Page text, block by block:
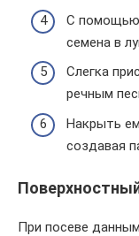
С помощью
семена в
Слегка
речным
Накрыть
создавая
При посеве